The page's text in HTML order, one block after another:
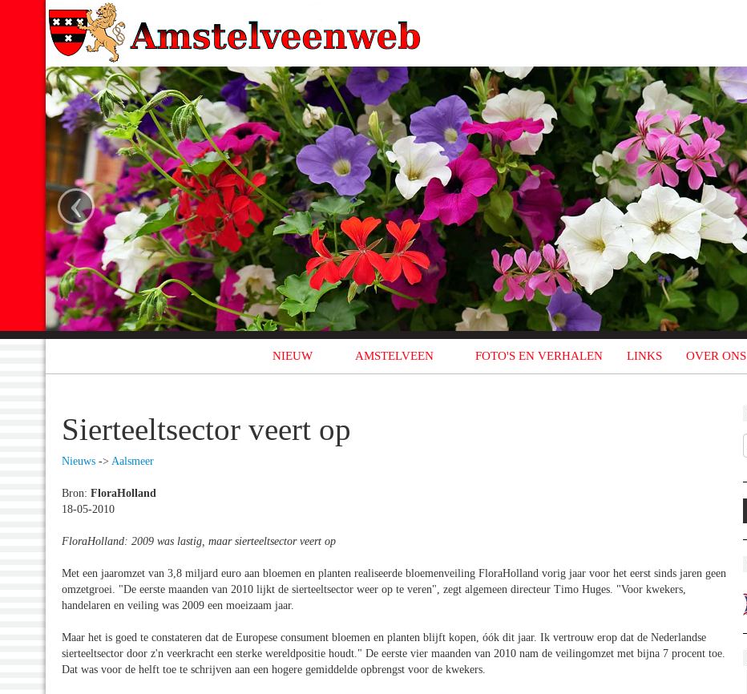
‹
NIEUW AMSTELVEEN FOTO'S EN VERHALEN LINKS OVER ONS
Sierteeltsector veert op
Nieuws -> Aalsmeer
Bron: FloraHolland
18-05-2010
FloraHolland: 2009 was lastig, maar sierteeltsector veert op
Met een jaaromzet van 3,8 miljard euro aan bloemen en planten realiseerde bloemenveiling FloraHolland vorig jaar voor het eerst sinds jaren geen
omzetgroei. "De eerste maanden van 2010 lijkt de sierteeltsector weer op te veren", zegt algemeen directeur Timo Huges. "Voor kwekers,
handelaren en veiling was 2009 een moeizaam jaar.
Maar het is goed te constateren dat de Europese consument bloemen en planten blijft kopen, óók dit jaar. Ik vertrouw erop dat de Nederlandse
sierteeltsector door z'n veerkracht een sterke wereldpositie houdt." De eerste vier maanden van 2010 nam de veilingomzet met bijna 7 procent toe.
Dat was voor de helft toe te schrijven aan een hogere gemiddelde opbrengst voor de kwekers.